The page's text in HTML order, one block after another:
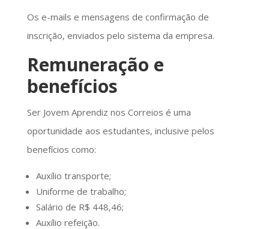
Os e-mails e mensagens de confirmação de
inscrição, enviados pelo sistema da empresa.
Remuneração e
benefícios
Ser Jovem Aprendiz nos Correios é uma
oportunidade aos estudantes, inclusive pelos
benefícios como:
Auxílio transporte;
Uniforme de trabalho;
Salário de R$ 448,46;
Auxílio refeição.